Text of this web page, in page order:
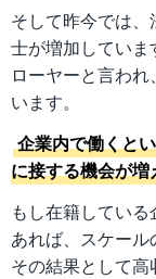
そして昨今では
士が増加してい
ローヤーと言わ
います。
企業内で働くと
に接する機会が
もし在籍してい
あれば、スケール
その結果として高